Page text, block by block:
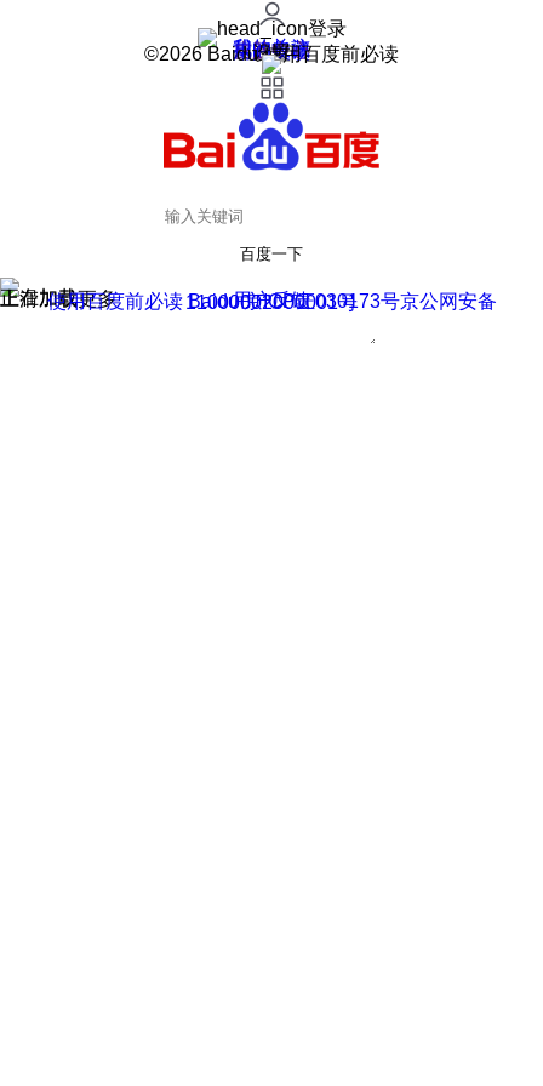
登录
我的关注
我的收藏
皮肤中心
用户反馈
设置
©2026 Baidu 使用百度前必读
百度一下
正在加载
上滑加载更多 用户反馈
使用百度前必读 Baidu 京ICP证030173号
京公网安备11000002000001号